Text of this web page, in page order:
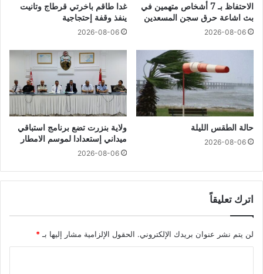
الاحتفاظ بـ 7 أشخاص متهمين في
بث اشاعة حرق سجن المسعدين
2026-08-06
غدا طاقم باخرتي قرطاج وتانيت
ينفذ وقفة إحتجاجية
2026-08-06
حالة الطقس الليلة
2026-08-06
ولاية بنزرت تضع برنامج استباقي
ميداني إستعدادا لموسم الامطار
2026-08-06
اترك تعليقاً
لن يتم نشر عنوان بريدك الإلكتروني. الحقول الإلزامية مشار إليها بـ *